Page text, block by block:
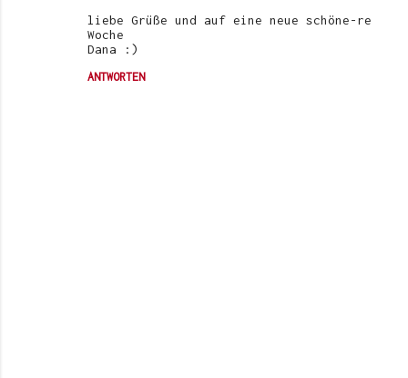
liebe Grüße und auf eine neue schöne-re
Woche
Dana :)
ANTWORTEN